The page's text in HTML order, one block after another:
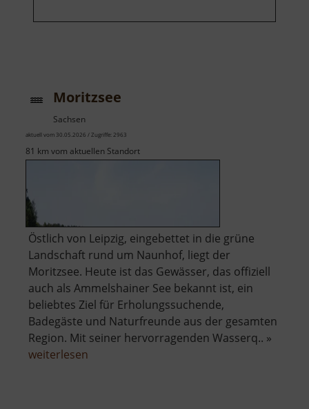
Moritzsee
Sachsen
aktuell vom 30.05.2026 / Zugriffe: 2963
81 km vom aktuellen Standort
Östlich von Leipzig, eingebettet in die grüne
Landschaft rund um Naunhof, liegt der
Moritzsee. Heute ist das Gewässer, das offiziell
auch als Ammelshainer See bekannt ist, ein
beliebtes Ziel für Erholungssuchende,
Badegäste und Naturfreunde aus der gesamten
Region. Mit seiner hervorragenden Wasserq.. »
weiterlesen